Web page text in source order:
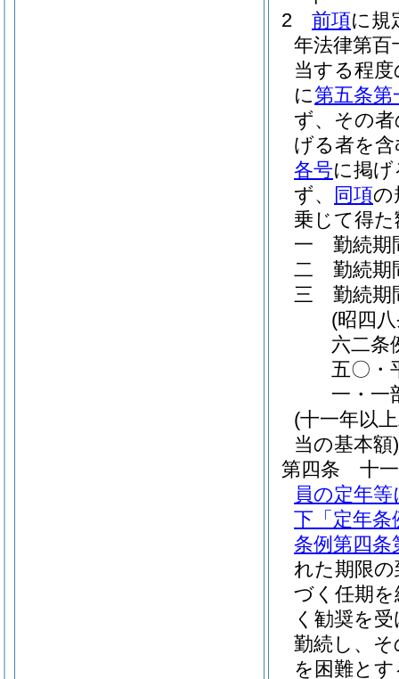
2
前項に規
年法律第百
当する程
に第五条第
ず、その
げる者を
各号に掲
ず、
同項の
乗じて得
一
勤続
二
勤続
三
勤続
(昭四
六二条
五〇・
一・一
(十一年以
当の基本額)
第四条
十
員の定年
下「定年条
条例第四条
れた期限
づく任期
く勧奨を
勤続し、
を困難と